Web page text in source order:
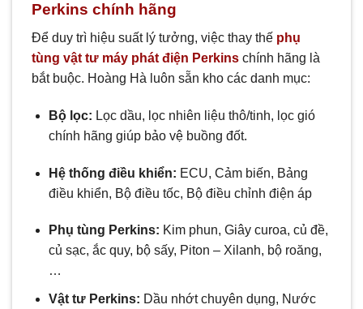
Perkins chính hãng
Để duy trì hiệu suất lý tưởng, việc thay thế phụ
tùng vật tư máy phát điện Perkins chính hãng là
bắt buộc. Hoàng Hà luôn sẵn kho các danh mục:
Bộ lọc: Lọc dầu, lọc nhiên liệu thô/tinh, lọc gió
chính hãng giúp bảo vệ buồng đốt.
Hệ thống điều khiển: ECU, Cảm biến, Bảng
điều khiển, Bộ điều tốc, Bộ điều chỉnh điện áp
Phụ tùng Perkins: Kim phun, Giây curoa, củ đề,
củ sạc, ắc quy, bộ sấy, Piton – Xilanh, bộ roăng,
…
Vật tư Perkins: Dầu nhớt chuyên dụng, Nước